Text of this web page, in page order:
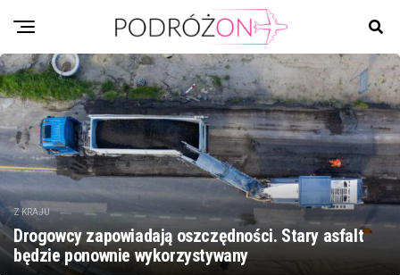
Z KRAJU
Drogowcy zapowiadają oszczędności. Stary asfalt
będzie ponownie wykorzystywany